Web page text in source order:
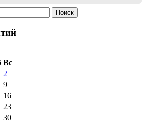
Вс
2
9
16
23
30